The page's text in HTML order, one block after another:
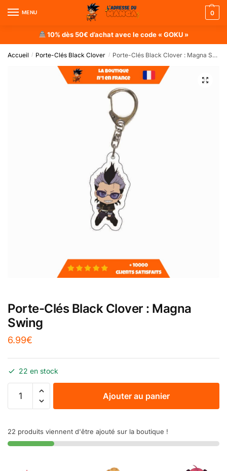
MENU 0
10% dès 50€ d’achat avec le code « GOKU »
Accueil / Porte-Clés Black Clover / Porte-Clés Black Clover : Magna Swing
Porte-Clés Black Clover : Magna
Swing
6.99€
22 en stock
Ajouter au panier
22 produits viennent d'être ajouté sur la boutique !